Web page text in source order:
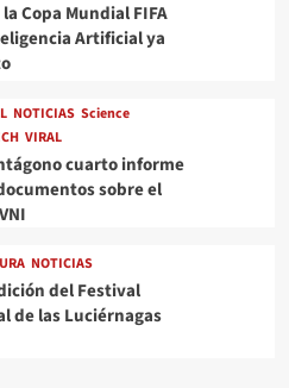
Copa Mundial FIFA
Artificial ya
NOTICIAS Science
VIRAL
cuarto informe
sobre el
NOTICIAS
del Festival
de las Luciérnagas